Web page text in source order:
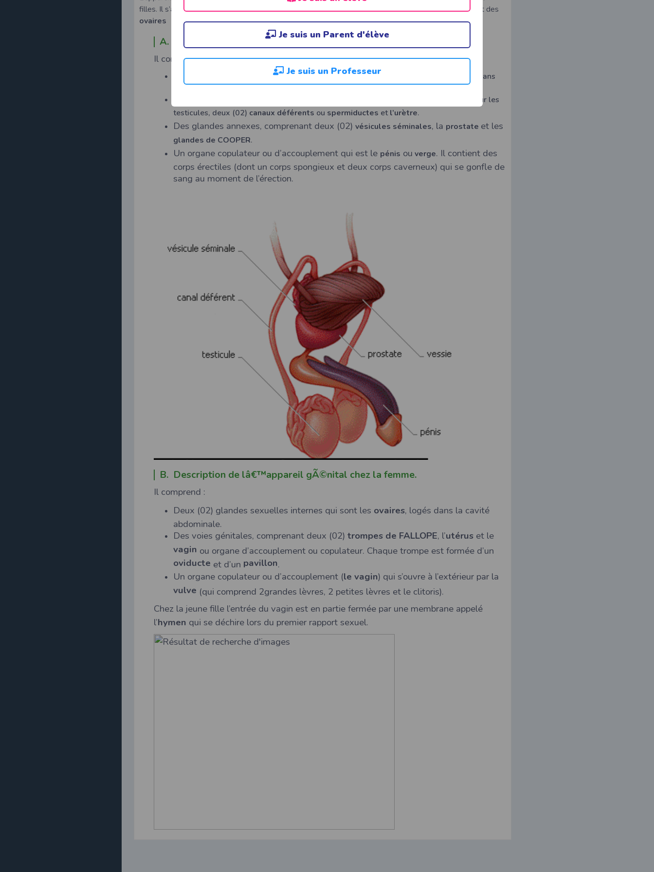
filles. Il s’agit, chez le garçon, destesticuleset dupénis. Chez la fille, il s’agit de lavulve, duvagin
et des
ovaires
A. Description de lâ€™appareil gÃ©nital chez lâ€™homme.
Il comprend :
Deux glandes sexuelles ou glandes reproductrices externe appelé
, logés dans
des bourses.
fixés sur les
testicules, deux (02) canaux déférents ou spermiductes etl’urètre.
Des glandes annexes, comprenant deux (02) vésicules séminales, la prostate et les
glandes de COOPER.
Un organe copulateur ou d’accouplement qui est le pénis ou verge. Il contient des
corps érectiles (dont un corps spongieux et deux corps caverneux) qui se gonfle de
sang au moment de l’érection.
B. Description de lâ€™appareil gÃ©nital chez la femme.
Il comprend :
Deux (02) glandes sexuelles internes qui sont les ovaires, logés dans la cavité
abdominale.
Des voies génitales, comprenant deux (02) trompes de FALLOPE, l’utérus et le
vagin ou organe d’accouplement ou copulateur. Chaque trompe est formée d’un
oviducte et d’un pavillon
Un organe copulateur ou d’accouplement (le vagin) qui s’ouvre à l’extérieur par la
vulve (qui comprend 2grandes lèvres, 2 petites lèvres et le clitoris).
Chez la jeune fille l’entrée du vagin est en partie fermée par une membrane appelé
l’hymen qui se déchire lors du premier rapport sexuel.
Je suis un Parent d'élève
Je suis un Professeur